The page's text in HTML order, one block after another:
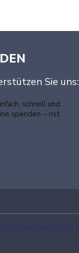
Sie uns: